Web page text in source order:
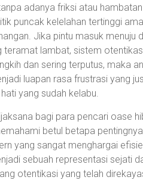
adanya friksi atau
puncak kelelahan tertinggi
Jika pintu masuk menuju
lambat, sistem
dan sering terputus, maka
luapan rasa frustrasi yang
yang sudah kelabu.
bagi para pencari oase
betul betapa
yang sangat menghargai
sebuah representasi sejati
otentikasi yang telah